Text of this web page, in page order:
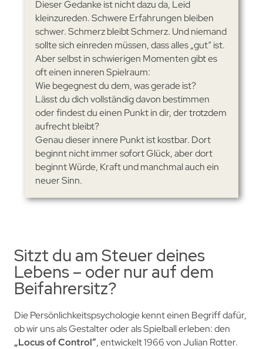
Dieser Gedanke ist nicht dazu da, Leid
kleinzureden. Schwere Erfahrungen bleiben
schwer. Schmerz bleibt Schmerz. Und niemand
sollte sich einreden müssen, dass alles „gut“ ist.
Aber selbst in schwierigen Momenten gibt es
oft einen inneren Spielraum:
Wie begegnest du dem, was gerade ist?
Lässt du dich vollständig davon bestimmen
oder findest du einen Punkt in dir, der trotzdem
aufrecht bleibt?
Genau dieser innere Punkt ist kostbar. Dort
beginnt nicht immer sofort Glück, aber dort
beginnt Würde, Kraft und manchmal auch ein
neuer Sinn.
Sitzt du am Steuer deines
Lebens – oder nur auf dem
Beifahrersitz?
Die Persönlichkeitspsychologie kennt einen Begriff dafür,
ob wir uns als Gestalter oder als Spielball erleben: den
„Locus of Control”, entwickelt 1966 von Julian Rotter.